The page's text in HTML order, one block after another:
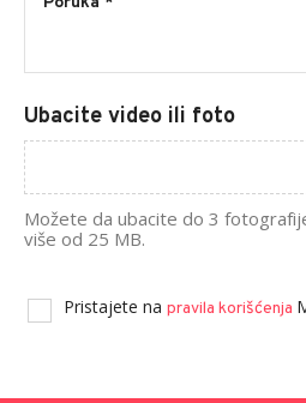
Ubacite video ili foto
Možete da ubacite do 3
više od 25 MB.
Pristajete na pravila korišćenja